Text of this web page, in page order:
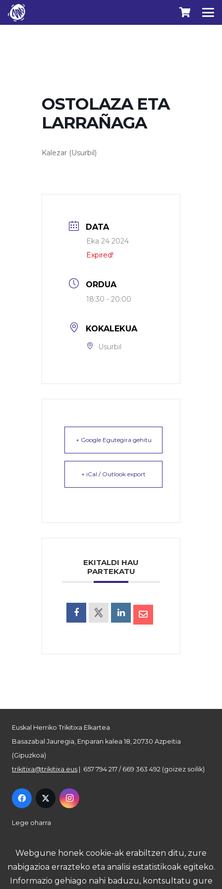
OSTOLAZA ETA
LARRAÑAGA
Kalezar (Usurbil)
DATA
Eka 24 2024
Expired!
ORDUA
18:30 - 20:00
KOKALEKUA
Usurbil
+ Google Egutegira gehitu
+ iCal / Outlook export
EKITALDI HAU
PARTEKATU
Euskal Herriko Trikitixa Elkartea
Basazabal Jauregia, Enparan kalea 18, 20730 Azpeitia
(Gipuzkoa)
trikitixa@trikitixa.eus | 657 794 217 / 669 363 492 (goizez soilik)
Lege oharra
Pribatutasun politika
Webgune honek cookie-ak erabiltzen ditu, zure
nabigazioa errazteko eta analisi estatistikoak egiteko.
Informazio gehiago nahi baduzu, kontsultatu gure